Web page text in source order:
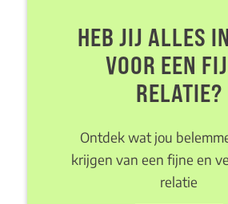
HEB JIJ ALLES
VOOR EEN
RELATIE?
Ontdek wat jou
krijgen van een fijne en
relatie